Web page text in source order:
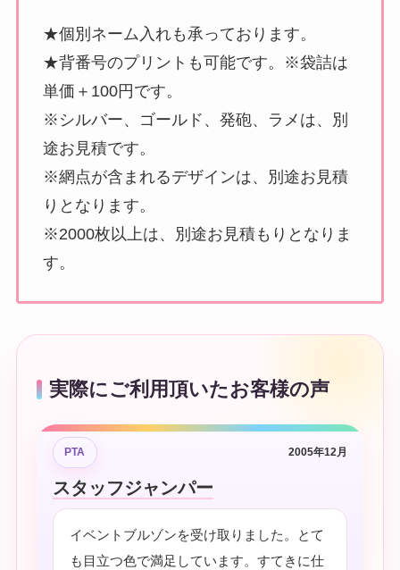
★個別ネーム入れも承っております。
★背番号のプリントも可能です。※袋詰は
単価＋100円です。
※シルバー、ゴールド、発砲、ラメは、別
途お見積です。
※網点が含まれるデザインは、別途お見積
りとなります。
※2000枚以上は、別途お見積もりとなりま
す。
実際にご利用頂いたお客様の声
PTA 2005年12月
スタッフジャンパー
イベントブルゾンを受け取りました。とて
も目立つ色で満足しています。すてきに仕